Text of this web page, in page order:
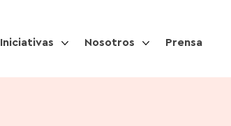
Iniciativas Nosotros Prensa